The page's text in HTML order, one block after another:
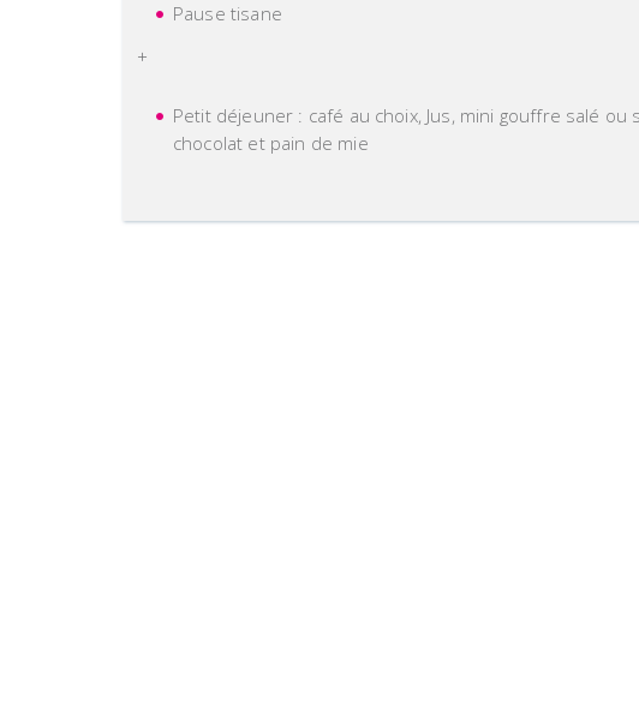
Pause tisane
+
Petit déjeuner : café au choix, Jus, mini gouffre salé
chocolat et pain de mie